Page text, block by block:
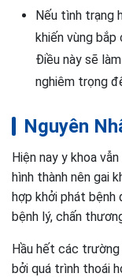
Nếu tình trạng
khiến vùng bắp
Điều này sẽ
nghiêm trọng
Nguyên
Hiện nay y khoa
hình thành nên gai
hợp khởi phát bệnh
bệnh lý, chấn
Hầu hết các trường
bởi quá trình thoái